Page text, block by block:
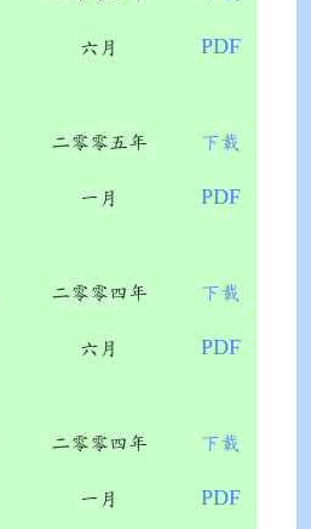
六月 PDF
二零零五年
一月
下載
PDF
二零零四年
六月
下載
PDF
二零零四年
一月
下載
PDF